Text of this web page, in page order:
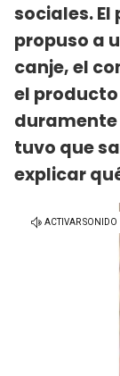
sociales.
propuso a
canje, el
el producto
tuvo que
explicar